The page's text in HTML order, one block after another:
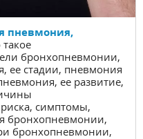
пневмония,
такое
бронхопневмонии,
ее стадии, пневмония
ее развитие,
симптомы,
бронхопневмонии,
бронхопневмонии,